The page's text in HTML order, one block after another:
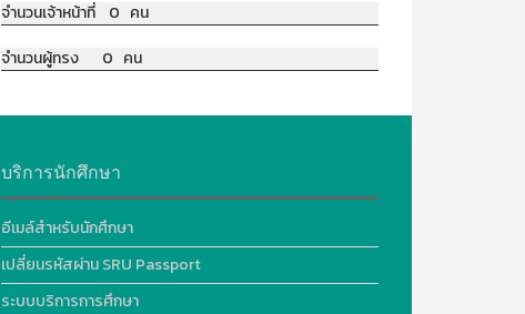
จำนวนเจ้าหน้าที่ 0 คน
จำนวนผู้ทรง 0 คน
บริการนักศึกษา
อีเมล์สำหรับนักศึกษา
เปลี่ยนรหัสผ่าน SRU Passport
ระบบบริการการศึกษา